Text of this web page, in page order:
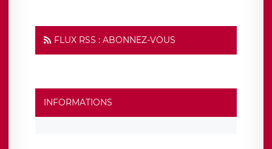
FLUX RSS : ABONNEZ-VOUS
INFORMATIONS